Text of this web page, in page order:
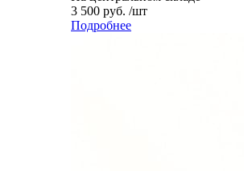
3 500 руб. /шт
Подробнее